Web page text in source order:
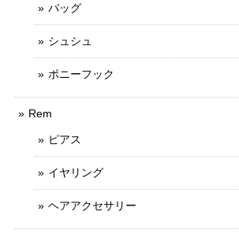
バッグ
シュシュ
ポニーフック
Rem
ピアス
イヤリング
ヘアアクセサリー